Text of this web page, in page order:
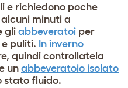
e richiedono poche
minuti a
gli abbeveratoi per
puliti. In inverno
quindi controllatela
un abbeveratoio isolato
stato fluido.